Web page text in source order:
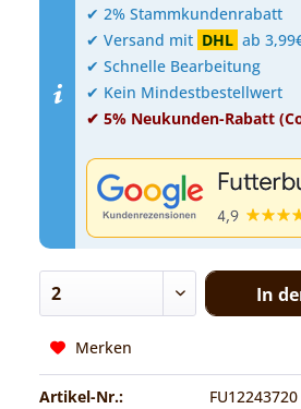
✔ 2% Stammkundenrabatt
✔ Versand mit DHL ab
✔ Schnelle Bearbeitung
✔ Kein Mindestbestellwert
✔ 5% Neukunden-Rabatt
In
Merken
Artikel-Nr.:
FU12243720